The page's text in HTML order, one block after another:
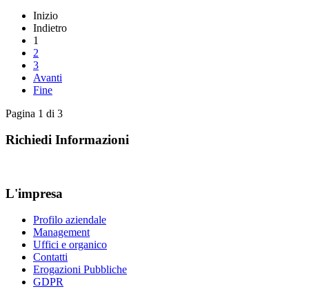
Inizio
Indietro
1
2
3
Avanti
Fine
Pagina 1 di 3
Richiedi Informazioni
L'impresa
Profilo aziendale
Management
Uffici e organico
Contatti
Erogazioni Pubbliche
GDPR